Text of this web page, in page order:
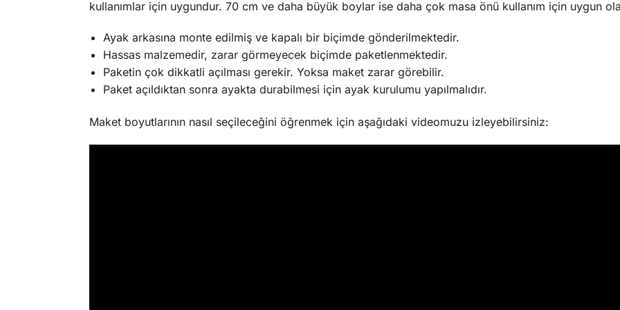
kullanımlar için uygundur. 70 cm ve daha büyük boylar ise daha çok masa önü kullanım için uygun
Ayak arkasına monte edilmiş ve kapalı bir biçimde gönderilmektedir.
Hassas malzemedir, zarar görmeyecek biçimde paketlenmektedir.
Paketin çok dikkatli açılması gerekir. Yoksa maket zarar görebilir.
Paket açıldıktan sonra ayakta durabilmesi için ayak kurulumu yapılmalıdır.
Maket boyutlarının nasıl seçileceğini öğrenmek için aşağıdaki videomuzu izleyebilirsiniz: